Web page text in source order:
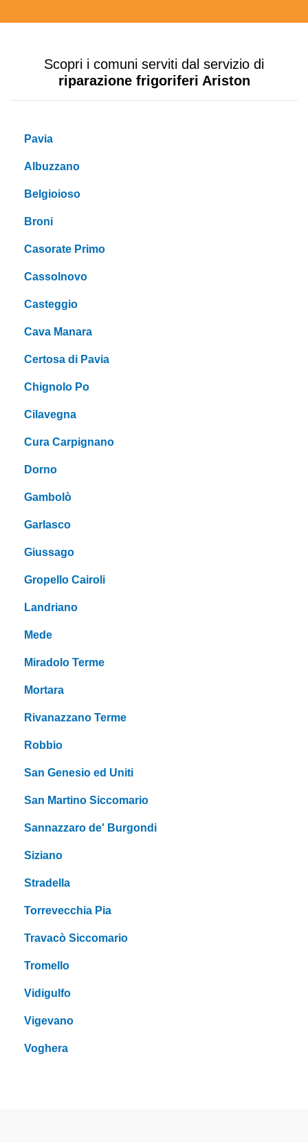
Scopri i comuni serviti dal servizio di
riparazione frigoriferi Ariston
Pavia
Albuzzano
Belgioioso
Broni
Casorate Primo
Cassolnovo
Casteggio
Cava Manara
Certosa di Pavia
Chignolo Po
Cilavegna
Cura Carpignano
Dorno
Gambolò
Garlasco
Giussago
Gropello Cairoli
Landriano
Mede
Miradolo Terme
Mortara
Rivanazzano Terme
Robbio
San Genesio ed Uniti
San Martino Siccomario
Sannazzaro de' Burgondi
Siziano
Stradella
Torrevecchia Pia
Travacò Siccomario
Tromello
Vidigulfo
Vigevano
Voghera